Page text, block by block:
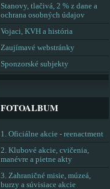
Stanovy, tlačivá, 2 % z dane a
ochrana osobných údajov
Vojaci, KVH a história
Zaujímavé webstránky
Sponzorské subjekty
FOTOALBUM
1. Oficiálne akcie - reenactment
2. Klubové akcie, cvičenia,
manévre a pietne akty
3. Zahraničné misie, múzeá,
burzy a súvisiace akcie